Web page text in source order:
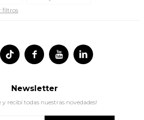
filtros
  
Newsletter
y recibí todas nuestras novedades!